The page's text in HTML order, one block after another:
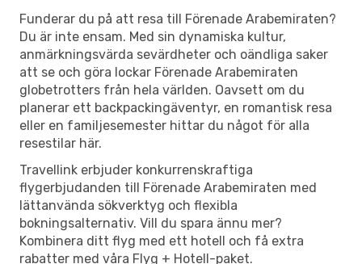
Funderar du på att resa till Förenade Arabemiraten?
Du är inte ensam. Med sin dynamiska kultur,
anmärkningsvärda sevärdheter och oändliga saker
att se och göra lockar Förenade Arabemiraten
globetrotters från hela världen. Oavsett om du
planerar ett backpackingäventyr, en romantisk resa
eller en familjesemester hittar du något för alla
resestilar här.
Travellink erbjuder konkurrenskraftiga
flygerbjudanden till Förenade Arabemiraten med
lättanvända sökverktyg och flexibla
bokningsalternativ. Vill du spara ännu mer?
Kombinera ditt flyg med ett hotell och få extra
rabatter med våra Flyg + Hotell-paket.